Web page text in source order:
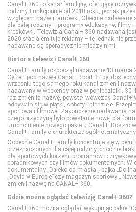
Eleven Sports 2
Eleven Sports 3
Eleven Sports 4
Eurosport 1
Eurosport 2
Extreme Sports Channel
Discovery Historia
Discovery Life
Discovery Science
DTX (d. Discovery Turbo Xtra)
Fokus TV
HISTORY
HGTV
Lifetime
Polsat Cafe
Polsat Games
Polsat Play
Polsat Rodzina
Disney Junior
Disney XD
MiniMini+
Nickelodeon
Nicktoons
TVP ABC
Canal+ 360 to kanał familijny, oferujący
rodziny. Funkcjonuje od 2010 roku, jednak
względem nazw i ramówki. Obecnie nadawane
dla całej rodziny – programy edukacyjne, filmy
kreskówki. Telewizja Canal+ 360 nadawana
2020 stacja emituje reklamy – te jednak nie
nadawane są sporadycznie między nimi.
Historia telewizji Canal+ 360
Canal+ Family rozpoczął nadawanie 13 marca
Cyfra+ pod nazwą Canal+ Sport 3 i był
wrześniu tego samego roku kanał zmienił
nadawany w weekendy oraz w poniedziałki. 30
raz zmieniła nazwę, powstał wówczas Canal+
odbywało się w piątki, soboty i niedziele.
sportowa i filmowa. Zakończenie nadawania
czego przyczyną było powstanie nowej
uruchomienie nowego pakietu Canal+. Doszło
Canal+ Family o charakterze
Oobecnie Canal+ Family koncentruje się w
przeznaczonych dla całej rodziny, choć nie
dla sportowych korzeni, programów
poradnikowych czy filmów dokumentalnych. W
dokumentalny „Daleko od miasta”, bajka
„David w Europie” czy magazyn sportowy „
zmienił nazwę na CANAL+ 360.
Gdzie można oglądać telewizję Canal+ 360?
Canal+ 360 można oglądać wykupując pakiet